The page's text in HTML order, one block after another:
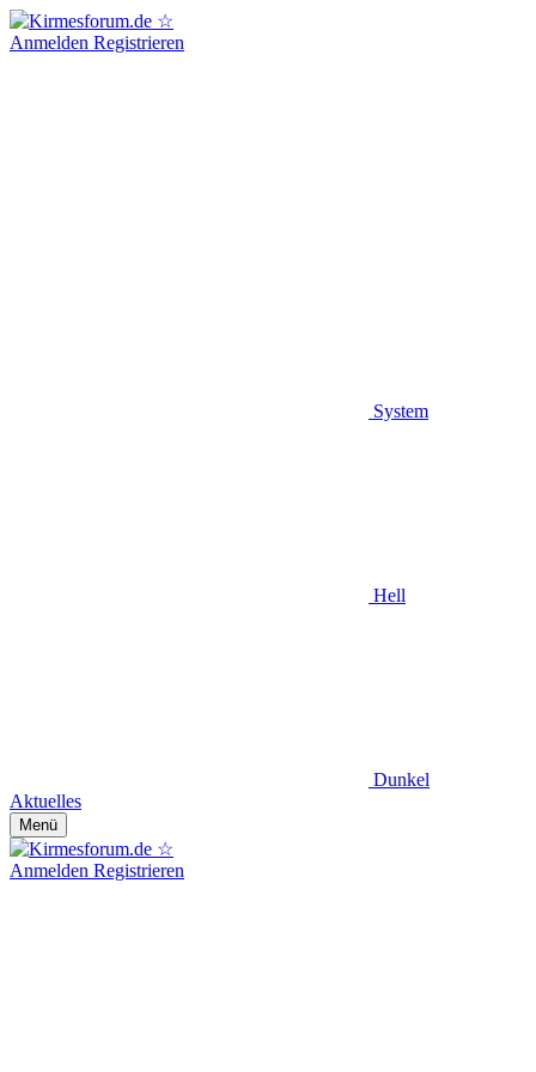
Anmelden Registrieren
System
Hell
Dunkel
Aktuelles
Menü
Anmelden Registrieren